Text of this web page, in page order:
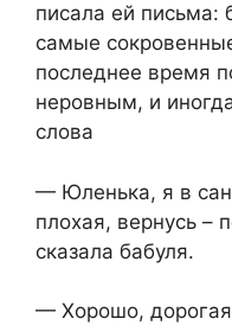
писала ей письма:
самые
последнее время
неровным, и
слова
— Юленька, я в
плохая, вернусь
сказала бабуля.
— Хорошо,